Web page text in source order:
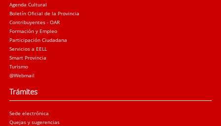
Agenda Cultural
Boletín Oficial de la Provincia
Contribuyentes - OAR
Formación y Empleo
Participación Ciudadana
Servicios a EELL
Smart Provincia
Turismo
@Webmail
Trámites
Sede electrónica
Quejas y sugerencias